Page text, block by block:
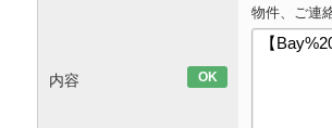
内容 OK
物件、ご連